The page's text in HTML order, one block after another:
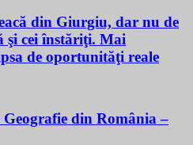
din Giurgiu, dar nu de
şi cei înstăriţi. Mai
de oportunităţi reale
Geografie din România –